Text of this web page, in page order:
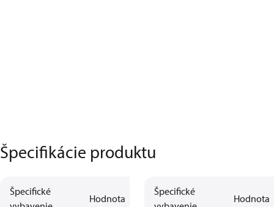
Špecifikácie produktu
Špecifické
Hodnota
Špecifické
Hodnota